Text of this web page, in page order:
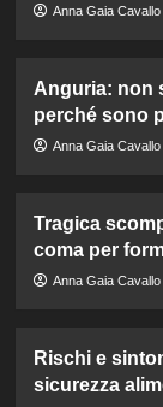
Anna Gaia Cavallo
Anguria: non
perché sono
Anna Gaia Cavallo
Tragica
coma per
Anna Gaia Cavallo
Rischi e
sicurezza